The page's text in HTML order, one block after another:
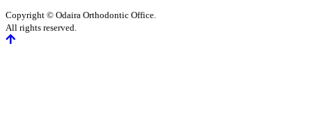
Copyright © Odaira Orthodontic Office.
All rights reserved.